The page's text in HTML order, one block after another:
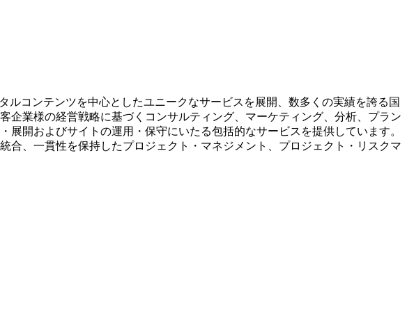
コンテンツを中心としたユニークなサービスを展開、数多くの実績を誇る国
業様の経営戦略に基づくコンサルティング、マーケティング、分析、プラン
開およびサイトの運用・保守にいたる包括的なサービスを提供しています。
、一貫性を保持したプロジェクト・マネジメント、プロジェクト・リスクマ